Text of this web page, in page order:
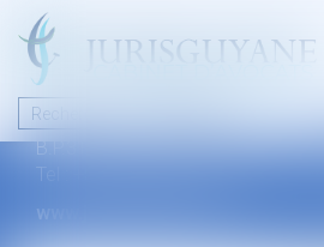
46 avenue de la liberté
B.P.315 - 97327 Cayenne Cedex
Tel : +594 594 29 45 35
www.jurisguyane.com